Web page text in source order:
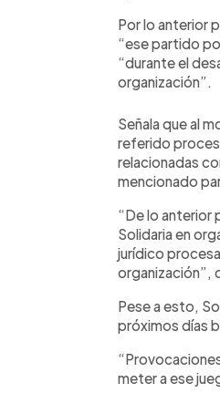
Por lo anterior
“ese partido
“durante el
organización”.
Señala que al
referido
relacionadas
mencionado
“De lo anterior
Solidaria en
jurídico
organización”,
Pese a esto,
próximos días
meter a ese